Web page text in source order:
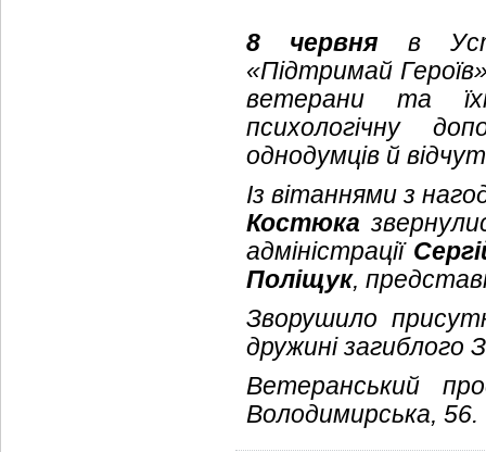
8 червня в
«Підтримай
ветерани та
психологічну
однодумців й
Із вітаннями з
Костюка
адміністрації
Поліщук,
Зворушило
дружині загиблого
Ветеранський
Володимирська, 56.